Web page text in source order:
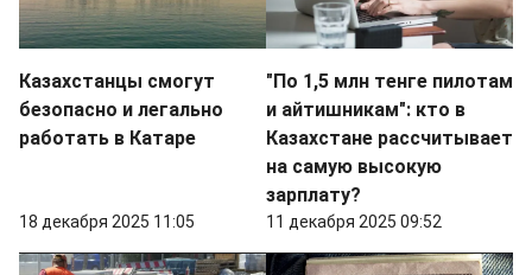
Казахстанцы смогут
безопасно и легально
работать в Катаре
18 декабря 2025 11:05
"По 1,5 млн тенге пилотам
и айтишникам": кто в
Казахстане рассчитывает
на самую высокую
зарплату?
11 декабря 2025 09:52